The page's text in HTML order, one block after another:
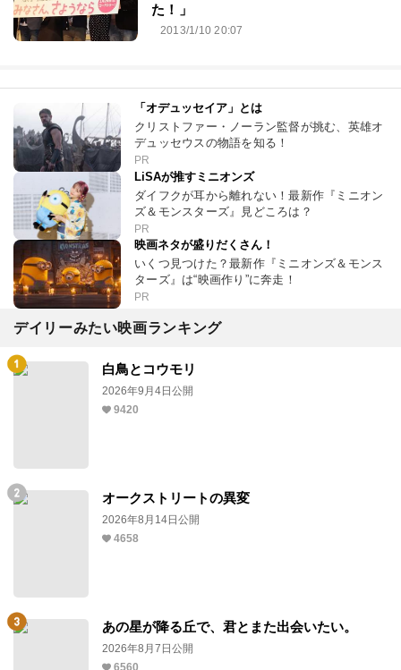
た！」
2013/1/10 20:07
「オデュッセイア」とは
クリストファー・ノーラン監督が挑む、英雄オ
デュッセウスの物語を知る！
PR
LiSAが推すミニオンズ
ダイフクが耳から離れない！最新作『ミニオン
ズ＆モンスターズ』見どころは？
PR
映画ネタが盛りだくさん！
いくつ見つけた？最新作『ミニオンズ＆モンス
ターズ』は“映画作り”に奔走！
PR
デイリーみたい映画ランキング
白鳥とコウモリ
2026年9月4日公開
9420
オークストリートの異変
2026年8月14日公開
4658
あの星が降る丘で、君とまた出会いたい。
2026年8月7日公開